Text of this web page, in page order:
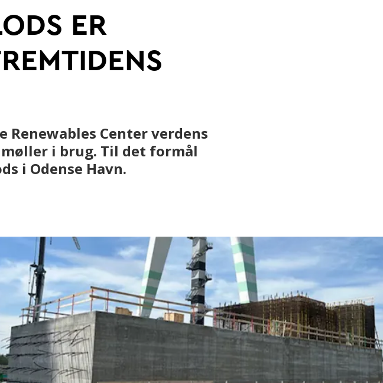
Digitalisering og automatisering
ER
Center verdens
i brug. Til det formål
i Odense Havn.